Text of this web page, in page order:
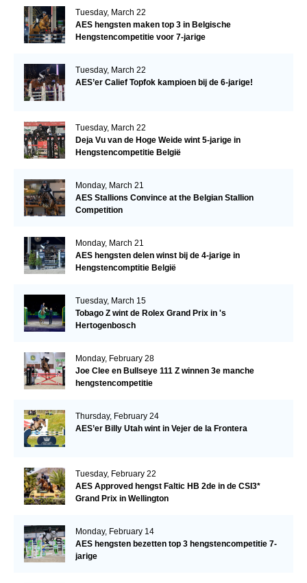
Tuesday, March 22
AES hengsten maken top 3 in Belgische
Hengstencompetitie voor 7-jarige
Tuesday, March 22
AES’er Calief Topfok kampioen bij de 6-jarige!
Tuesday, March 22
Deja Vu van de Hoge Weide wint 5-jarige in
Hengstencompetitie België
Monday, March 21
AES Stallions Convince at the Belgian Stallion
Competition
Monday, March 21
AES hengsten delen winst bij de 4-jarige in
Hengstencomptitie België
Tuesday, March 15
Tobago Z wint de Rolex Grand Prix in 's
Hertogenbosch
Monday, February 28
Joe Clee en Bullseye 111 Z winnen 3e manche
hengstencompetitie
Thursday, February 24
AES’er Billy Utah wint in Vejer de la Frontera
Tuesday, February 22
AES Approved hengst Faltic HB 2de in de CSI3*
Grand Prix in Wellington
Monday, February 14
AES hengsten bezetten top 3 hengstencompetitie 7-
jarige